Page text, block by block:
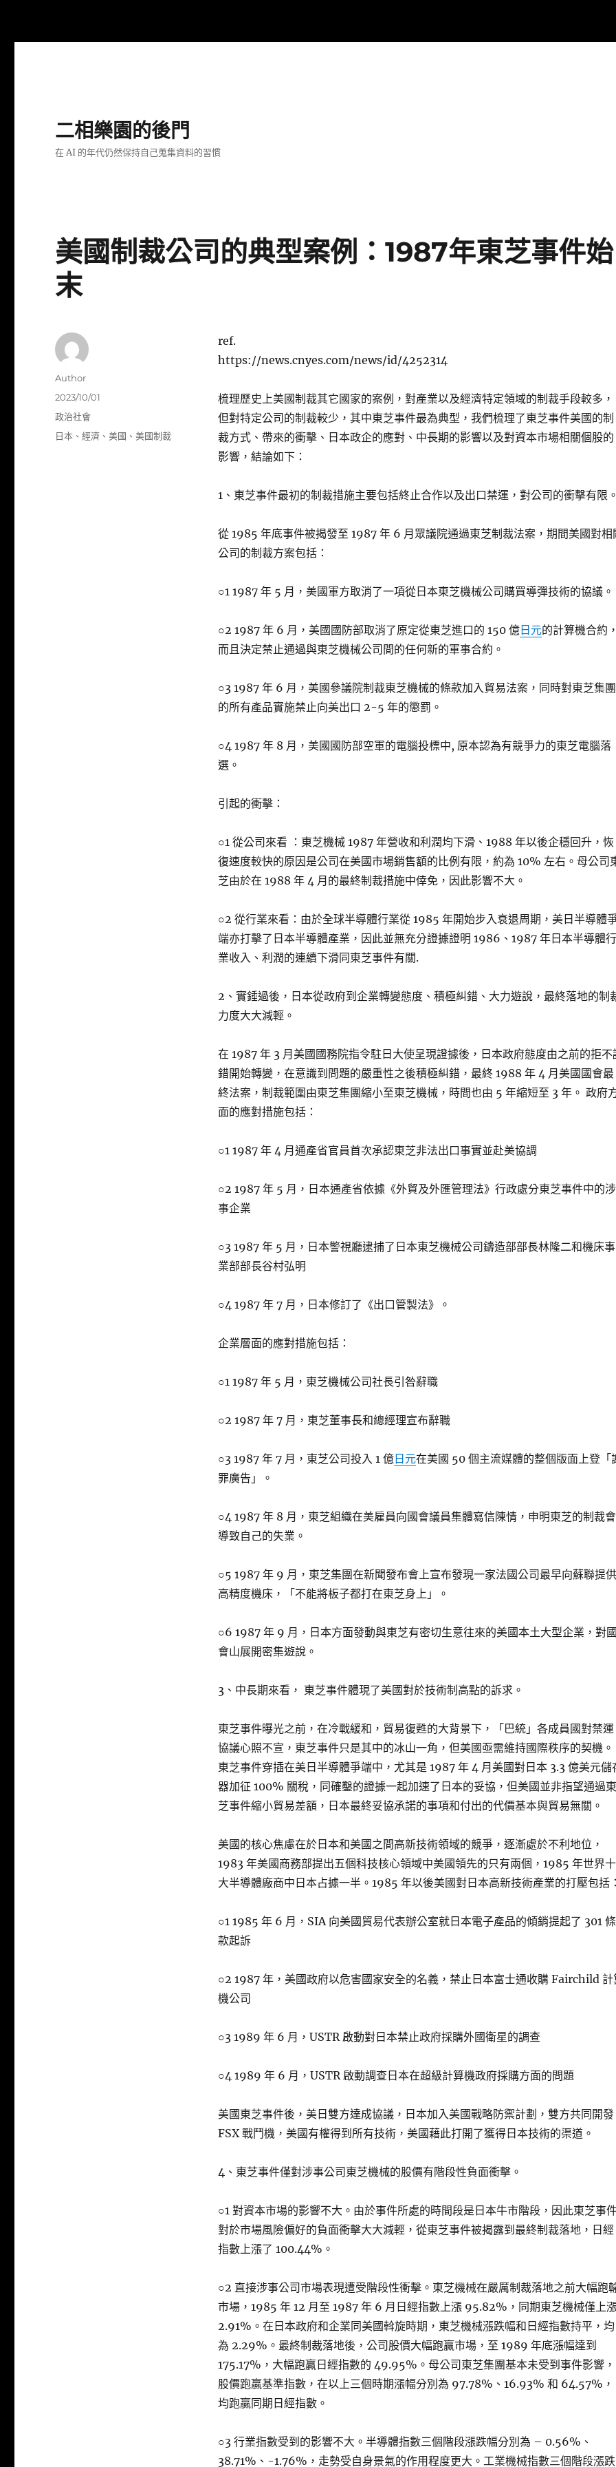
二相樂園的後門
在 AI 的年代仍然保持自己蒐集資料的習慣
美國制裁公司的典型案例：1987年東芝事件始
末
ref.
https://news.cnyes.com/news/id/4252314
梳理歷史上美國制裁其它國家的案例，對產業以及經濟特定領域的制裁手段較多，
但對特定公司的制裁較少，其中東芝事件最為典型，我們梳理了東芝事件美國的制
裁方式、帶來的衝擊、日本政企的應對、中長期的影響以及對資本市場相關個股的
影響，結論如下：
1、東芝事件最初的制裁措施主要包括終止合作以及出口禁運，對公司的衝擊有限
從 1985 年底事件被揭發至 1987 年 6 月眾議院通過東芝制裁法案，期間美國對相
公司的制裁方案包括：
○1 1987 年 5 月，美國軍方取消了一項從日本東芝機械公司購買導彈技術的協議。
○2 1987 年 6 月，美國國防部取消了原定從東芝進口的 150 億日元的計算機合約
而且決定禁止通過與東芝機械公司間的任何新的軍事合約。
○3 1987 年 6 月，美國參議院制裁東芝機械的條款加入貿易法案，同時對東芝集團
的所有產品實施禁止向美出口 2-5 年的懲罰。
○4 1987 年 8 月，美國國防部空軍的電腦投標中, 原本認為有競爭力的東芝電腦落
選。
引起的衝擊：
○1 從公司來看 ：東芝機械 1987 年營收和利潤均下滑、1988 年以後企穩回升，恢
復速度較快的原因是公司在美國市場銷售額的比例有限，約為 10% 左右。母公司
芝由於在 1988 年 4 月的最終制裁措施中倖免，因此影響不大。
○2 從行業來看：由於全球半導體行業從 1985 年開始步入衰退周期，美日半導體
端亦打擊了日本半導體產業，因此並無充分證據證明 1986、1987 年日本半導體行
業收入、利潤的連續下滑同東芝事件有關.
2、實錘過後，日本從政府到企業轉變態度、積極糾錯、大力遊說，最終落地的制
力度大大減輕。
在 1987 年 3 月美國國務院指令駐日大使呈現證據後，日本政府態度由之前的拒不
錯開始轉變，在意識到問題的嚴重性之後積極糾錯，最終 1988 年 4 月美國國會最
終法案，制裁範圍由東芝集團縮小至東芝機械，時間也由 5 年縮短至 3 年。 政府
面的應對措施包括：
○1 1987 年 4 月通產省官員首次承認東芝非法出口事實並赴美協調
○2 1987 年 5 月，日本通產省依據《外貿及外匯管理法》行政處分東芝事件中的涉
事企業
○3 1987 年 5 月，日本警視廳逮捕了日本東芝機械公司鑄造部部長林隆二和機床事
業部部長谷村弘明
○4 1987 年 7 月，日本修訂了《出口管製法》。
企業層面的應對措施包括：
○1 1987 年 5 月，東芝機械公司社長引咎辭職
○2 1987 年 7 月，東芝董事長和總經理宣布辭職
○3 1987 年 7 月，東芝公司投入 1 億日元在美國 50 個主流媒體的整個版面上登「
罪廣告」。
○4 1987 年 8 月，東芝組織在美雇員向國會議員集體寫信陳情，申明東芝的制裁會
導致自己的失業。
○5 1987 年 9 月，東芝集團在新聞發布會上宣布發現一家法國公司最早向蘇聯提供
高精度機床，「不能將板子都打在東芝身上」。
○6 1987 年 9 月，日本方面發動與東芝有密切生意往來的美國本土大型企業，對
會山展開密集遊說。
3、中長期來看， 東芝事件體現了美國對於技術制高點的訴求。
東芝事件曝光之前，在冷戰緩和，貿易復甦的大背景下，「巴統」各成員國對禁運
協議心照不宣，東芝事件只是其中的冰山一角，但美國亟需維持國際秩序的契機。
東芝事件穿插在美日半導體爭端中，尤其是 1987 年 4 月美國對日本 3.3 億美元儲
器加征 100% 關稅，同確鑿的證據一起加速了日本的妥協，但美國並非指望通過東
芝事件縮小貿易差額，日本最終妥協承諾的事項和付出的代價基本與貿易無關。
美國的核心焦慮在於日本和美國之間高新技術領域的競爭，逐漸處於不利地位，
1983 年美國商務部提出五個科技核心領域中美國領先的只有兩個，1985 年世界十
大半導體廠商中日本占據一半。1985 年以後美國對日本高新技術產業的打壓包括
○1 1985 年 6 月，SIA 向美國貿易代表辦公室就日本電子產品的傾銷提起了 301 條
款起訴
○2 1987 年，美國政府以危害國家安全的名義，禁止日本富士通收購 Fairchild 計
機公司
○3 1989 年 6 月，USTR 啟動對日本禁止政府採購外國衛星的調查
○4 1989 年 6 月，USTR 啟動調查日本在超級計算機政府採購方面的問題
美國東芝事件後，美日雙方達成協議，日本加入美國戰略防禦計劃，雙方共同開發
FSX 戰鬥機，美國有權得到所有技術，美國藉此打開了獲得日本技術的渠道。
4、東芝事件僅對涉事公司東芝機械的股價有階段性負面衝擊。
○1 對資本市場的影響不大。由於事件所處的時間段是日本牛市階段，因此東芝事
對於市場風險偏好的負面衝擊大大減輕，從東芝事件被揭露到最終制裁落地，日經
指數上漲了 100.44%。
○2 直接涉事公司市場表現遭受階段性衝擊。東芝機械在嚴厲制裁落地之前大幅跑
市場，1985 年 12 月至 1987 年 6 月日經指數上漲 95.82%，同期東芝機械僅上
2.91%。在日本政府和企業同美國斡旋時期，東芝機械漲跌幅和日經指數持平，均
為 2.29%。最終制裁落地後，公司股價大幅跑贏市場，至 1989 年底漲幅達到
175.17%，大幅跑贏日經指數的 49.95%。母公司東芝集團基本未受到事件影響，
股價跑贏基準指數，在以上三個時期漲幅分別為 97.78%、16.93% 和 64.57%，
均跑贏同期日經指數。
○3 行業指數受到的影響不大。半導體指數三個階段漲跌幅分別為 – 0.56%、
38.71%、-1.76%，走勢受自身景氣的作用程度更大。工業機械指數三個階段漲跌
作
Author
發
佈
期:
2023/10/01
分
類
政治社會
標
日本 、經濟 、美國 、美國制裁